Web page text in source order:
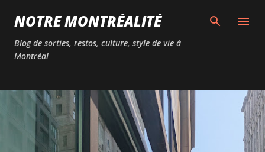
Passer au contenu principal
NOTRE MONTRÉALITÉ
Blog de sorties, restos, culture, style de vie à
Montréal